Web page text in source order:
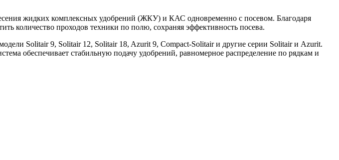
жидких комплексных удобрений (ЖКУ) и КАС одновременно с посевом. Благодаря
количество проходов техники по полю, сохраняя эффективность посева.
Solitair 9, Solitair 12, Solitair 18, Azurit 9, Compact-Solitair и другие серии Solitair и Azurit.
обеспечивает стабильную подачу удобрений, равномерное распределение по рядкам и